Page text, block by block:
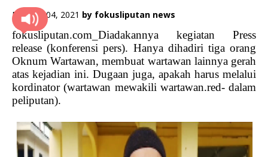
Februari 04, 2021 by fokusliputan news
fokusliputan.com_Diadakannya kegiatan Press
release (konferensi pers). Hanya dihadiri tiga orang
Oknum Wartawan, membuat wartawan lainnya gerah
atas kejadian ini. Dugaan juga, apakah harus melalui
kordinator (wartawan mewakili wartawan.red- dalam
peliputan).